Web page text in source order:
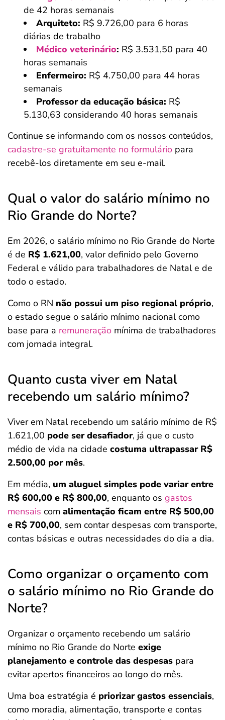
de 42 horas semanais
Arquiteto: R$ 9.726,00 para 6 horas
diárias de trabalho
Médico veterinário: R$ 3.531,50 para 40
horas semanais
Enfermeiro: R$ 4.750,00 para 44 horas
semanais
Professor da educação básica: R$
5.130,63 considerando 40 horas semanais
Continue se informando com os nossos conteúdos,
cadastre-se gratuitamente no formulário para
recebê-los diretamente em seu e-mail.
Qual o valor do salário mínimo no
Rio Grande do Norte?
Em 2026, o salário mínimo no Rio Grande do Norte
é de R$ 1.621,00, valor definido pelo Governo
Federal e válido para trabalhadores de Natal e de
todo o estado.
Como o RN não possui um piso regional próprio,
o estado segue o salário mínimo nacional como
base para a remuneração mínima de trabalhadores
com jornada integral.
Quanto custa viver em Natal
recebendo um salário mínimo?
Viver em Natal recebendo um salário mínimo de R$
1.621,00 pode ser desafiador, já que o custo
médio de vida na cidade costuma ultrapassar R$
2.500,00 por mês.
Em média, um aluguel simples pode variar entre
R$ 600,00 e R$ 800,00, enquanto os gastos
mensais com alimentação ficam entre R$ 500,00
e R$ 700,00, sem contar despesas com transporte,
contas básicas e outras necessidades do dia a dia.
Como organizar o orçamento com
o salário mínimo no Rio Grande do
Norte?
Organizar o orçamento recebendo um salário
mínimo no Rio Grande do Norte exige
planejamento e controle das despesas para
evitar apertos financeiros ao longo do mês.
Uma boa estratégia é priorizar gastos essenciais,
como moradia, alimentação, transporte e contas